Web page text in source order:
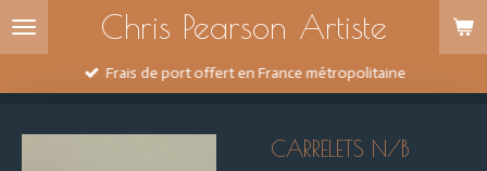
Passer
principal
Chris Pearson Artiste
Frais de port offert en France métropolitaine
CARRELETS N/B